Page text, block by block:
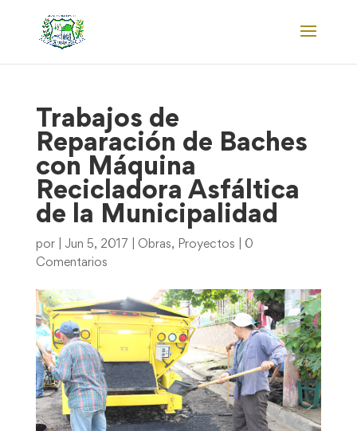
Trabajos de
Reparación de Baches
con Máquina
Recicladora Asfáltica
de la Municipalidad
por Jun 5, 2017 Obras, Proyectos
0
Comentarios